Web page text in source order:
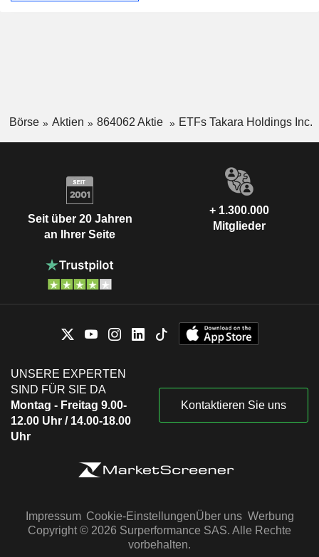
Börse Aktien 864062 Aktie ETFs Takara Holdings Inc.
Seit über 20 Jahren
an Ihrer Seite
+ 1.300.000
Mitglieder
UNSERE EXPERTEN
SIND FÜR SIE DA
Montag - Freitag 9.00-
12.00 Uhr / 14.00-18.00
Uhr
Kontaktieren Sie uns
Impressum Cookie-EinstellungenÜber uns Werbung
Copyright © 2026 Surperformance SAS. Alle Rechte
vorbehalten.